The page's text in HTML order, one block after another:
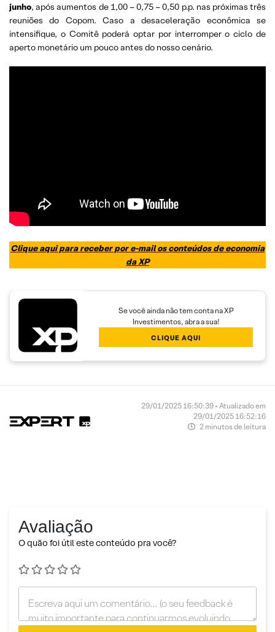
junho, após aumentos de 1,00 – 0,75 – 0,50 p.p. nas próximas três
reuniões do Copom. Caso a desaceleração econômica se
intensifique, o Comitê poderá optar por interromper o ciclo de
aperto monetário um pouco antes do nosso cenário.
Clique aqui para receber por e-mail os conteúdos de economia
da XP
Se você ainda não tem conta na XP
Investimentos, abra a sua!
CLIQUE AQUI
29/01/2025 16:50:39 • Atualizado em
29/01/2025 16:52:16
2 minutos de leitura
Avaliação
O quão foi útil este conteúdo pra você?